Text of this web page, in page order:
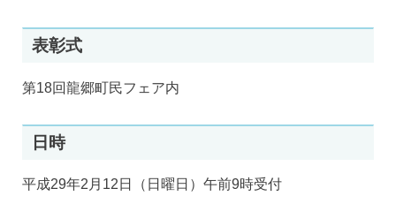
表彰式
第18回龍郷町民フェア内
日時
平成29年2月12日（日曜日）午前9時受付